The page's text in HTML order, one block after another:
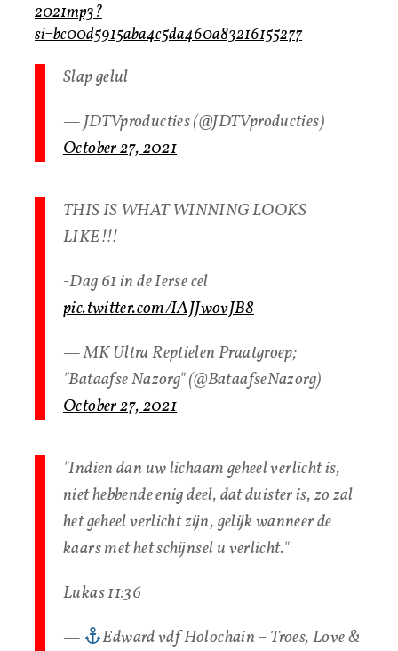
2021mp3?
si=bc00d5915aba4c5da460a83216155277
Slap gelul
— JDTVproducties (@JDTVproducties)
October 27, 2021
THIS IS WHAT WINNING LOOKS
LIKE!!!
-Dag 61 in de Ierse cel
pic.twitter.com/IAJJwovJB8
— MK Ultra Reptielen Praatgroep;
"Bataafse Nazorg" (@BataafseNazorg)
October 27, 2021
"Indien dan uw lichaam geheel verlicht is,
niet hebbende enig deel, dat duister is, zo zal
het geheel verlicht zijn, gelijk wanneer de
kaars met het schijnsel u verlicht."
Lukas 11:36
—
Edward vdf Holochain – Troes, Love &